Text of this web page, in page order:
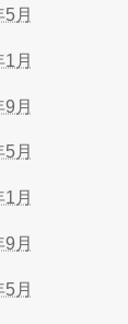
月
月
月
月
月
月
月